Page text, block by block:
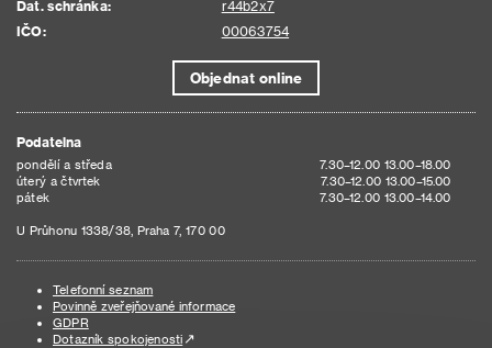
Dat. schránka:
r44b2x7
IČO:
00063754
Objednat online
Podatelna
pondělí a středa
7.30–12.00 13.00–18.00
úterý a čtvrtek
7.30–12.00 13.00–15.00
pátek
7.30–12.00 13.00–14.00
U Průhonu 1338/38, Praha 7, 170 00
Telefonní seznam
Povinně zveřejňované informace
GDPR
Dotazník spokojenosti